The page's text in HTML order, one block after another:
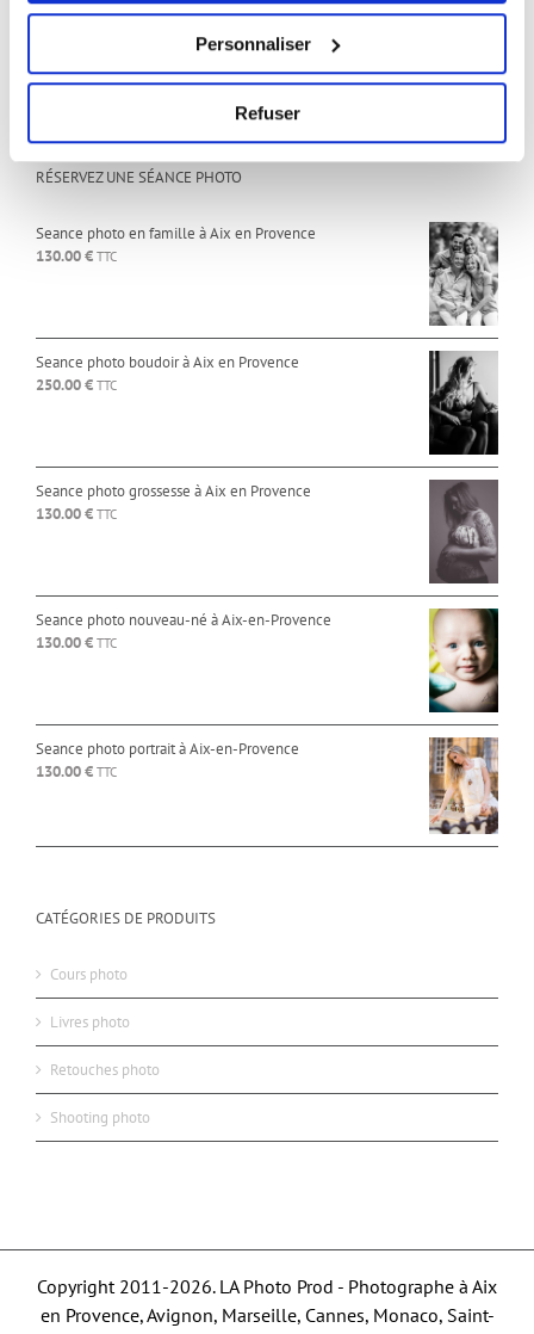
Personnaliser
Refuser
13 février 2025
16 avril 2021
RÉSERVEZ UNE SÉANCE PHOTO
Seance photo en famille à Aix en Provence
130.00€ TTC
Seance photo boudoir à Aix en Provence
250.00€ TTC
Seance photo grossesse à Aix en Provence
130.00€ TTC
Seance photo nouveau-né à Aix-en-Provence
130.00€ TTC
Seance photo portrait à Aix-en-Provence
130.00€ TTC
CATÉGORIES DE PRODUITS
Cours photo
Livres photo
Retouches photo
Shooting photo
Copyright 2011-2026. LA Photo Prod - Photographe à Aix
en Provence, Avignon, Marseille, Cannes, Monaco, Saint-